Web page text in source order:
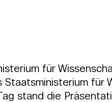
für
Staatsministerium für
stand die